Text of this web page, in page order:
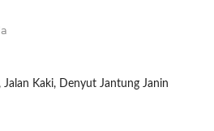
Jalan Kaki, Denyut Jantung Janin